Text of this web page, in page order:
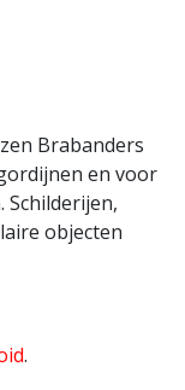
Brabanders
en voor
objecten
.